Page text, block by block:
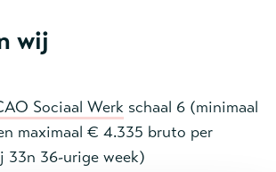
wij
Sociaal Werk schaal 6 (minimaal
maximaal € 4.335 bruto per
33n 36-urige week)